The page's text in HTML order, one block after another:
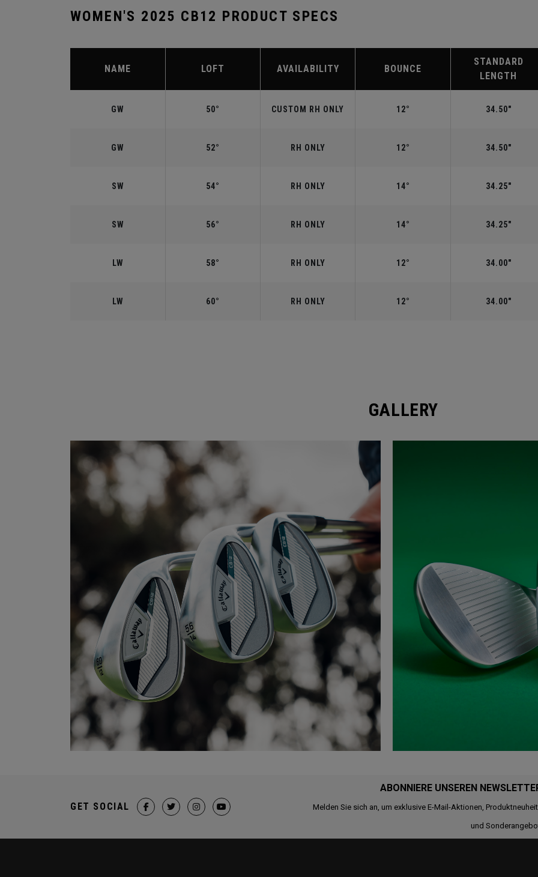
WOMEN'S 2025 CB12 PRODUCT SPECS
NAME LOFT AVAILABILITY BOUNCE
STANDARD
LENGTH
GW 50° CUSTOM RH ONLY 12° 34.50"
GW 52° RH ONLY 12° 34.50"
SW 54° RH ONLY 14° 34.25"
SW 56° RH ONLY 14° 34.25"
LW 58° RH ONLY 12° 34.00"
LW 60° RH ONLY 12° 34.00"
GALLERY
ABONNIERE UNSEREN
Melden Sie sich an, um exklusive E-Mail-Aktionen,
und
GET SOCIAL